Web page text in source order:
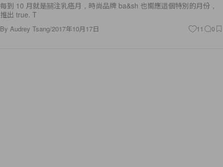
每到 10 月就是關注乳癌月，時尚品牌 ba&sh 也嚮應這個特別的月份，
推出 true. T
By Audrey Tsang/2017年10月17日 11 0